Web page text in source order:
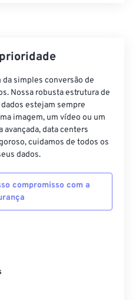
da simples conversão de
Nossa robusta estrutura de
estejam sempre
imagem, um vídeo ou um
data centers
cuidamos de todos os
dados.
compromisso com a